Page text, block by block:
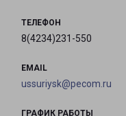
ТЕЛЕФОН
8(4234)231-550
EMAIL
ussuriysk@pecom.ru
ГРАФИК РАБОТЫ